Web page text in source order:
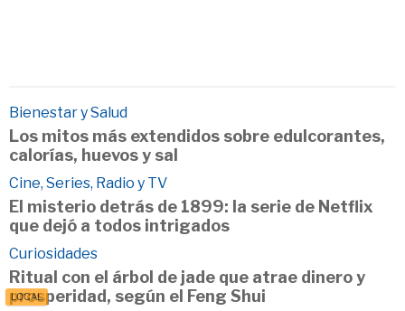
Bienestar y Salud
Los mitos más extendidos sobre edulcorantes,
calorías, huevos y sal
Cine, Series, Radio y TV
El misterio detrás de 1899: la serie de Netflix
que dejó a todos intrigados
Curiosidades
Ritual con el árbol de jade que atrae dinero y
prosperidad, según el Feng Shui
LOCAL